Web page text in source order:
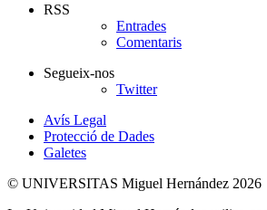
RSS
Entrades
Comentaris
Segueix-nos
Twitter
Avís Legal
Protecció de Dades
Galetes
© UNIVERSITAS Miguel Hernández 2026